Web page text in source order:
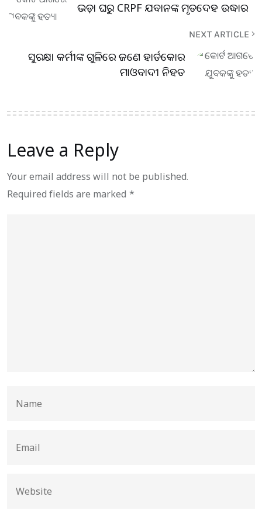
ଭଡ଼ା ଘରୁ CRPF ଯବାନଙ୍କ ମୃତଦେହ ଉଦ୍ଧାର
NEXT ARTICLE
ସୁରକ୍ଷା କର୍ମୀଙ୍କ ଗୁଳିରେ ଜଣେ ହାର୍ଡକୋର
ମାଓବାଦୀ ନିହତ
Leave a Reply
Your email address will not be published.
Required fields are marked *